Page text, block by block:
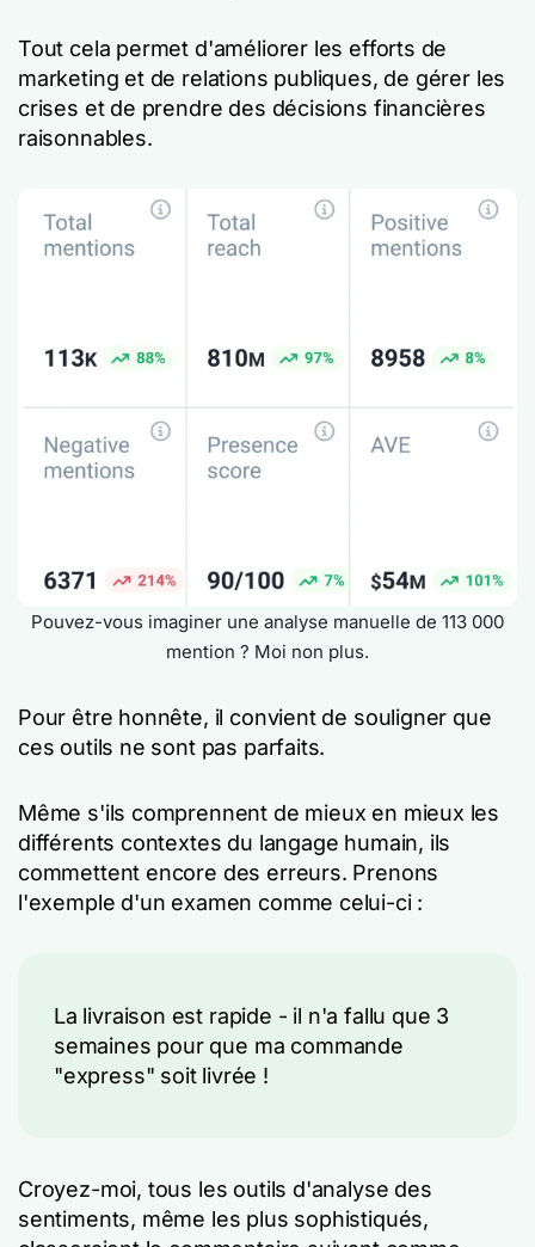
Tout cela permet d'améliorer les efforts de
marketing et de relations publiques, de gérer les
crises et de prendre des décisions financières
raisonnables.
Pouvez-vous imaginer une analyse manuelle de 113 000
mention ? Moi non plus.
Pour être honnête, il convient de souligner que
ces outils ne sont pas parfaits.
Même s'ils comprennent de mieux en mieux les
différents contextes du langage humain, ils
commettent encore des erreurs. Prenons
l'exemple d'un examen comme celui-ci :
La livraison est rapide - il n'a fallu que 3
semaines pour que ma commande
"express" soit livrée !
Croyez-moi, tous les outils d'analyse des
sentiments, même les plus sophistiqués,